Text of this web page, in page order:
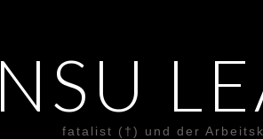
NSU
fatalist (†) und der